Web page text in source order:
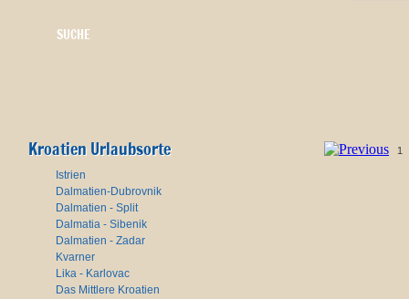
Kroatien Urlaubsorte
Istrien
Dalmatien-Dubrovnik
Dalmatien - Split
Dalmatia - Sibenik
Dalmatien - Zadar
Kvarner
Lika - Karlovac
Das Mittlere Kroatien
1